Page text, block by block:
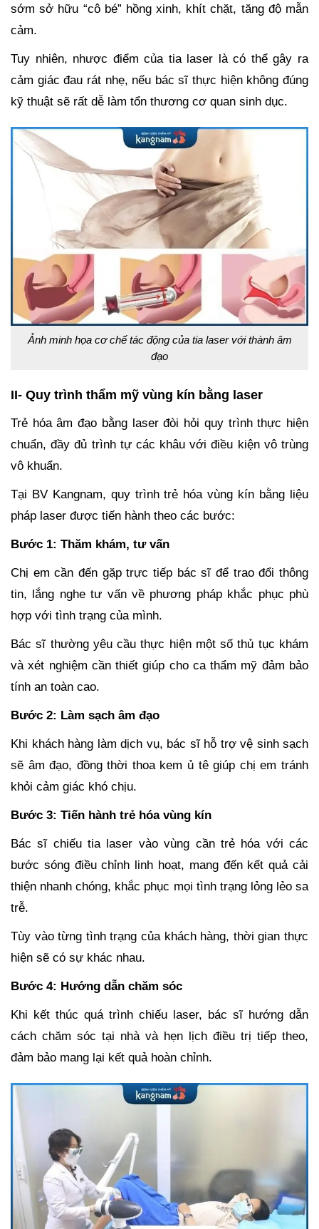
sớm sở hữu “cô bé” hồng xinh, khít chặt, tăng độ mẫn
cảm.
Tuy nhiên, nhược điểm của tia laser là có thể gây ra
cảm giác đau rát nhẹ, nếu bác sĩ thực hiện không đúng
kỹ thuật sẽ rất dễ làm tổn thương cơ quan sinh dục.
Ảnh minh họa cơ chế tác động của tia laser với thành âm
đạo
II- Quy trình thẩm mỹ vùng kín bằng laser
Trẻ hóa âm đạo bằng laser đòi hỏi quy trình thực hiện
chuẩn, đầy đủ trình tự các khâu với điều kiện vô trùng
vô khuẩn.
Tại BV Kangnam, quy trình trẻ hóa vùng kín bằng liệu
pháp laser được tiến hành theo các bước:
Bước 1: Thăm khám, tư vấn
Chị em cần đến gặp trực tiếp bác sĩ để trao đổi thông
tin, lắng nghe tư vấn về phương pháp khắc phục phù
hợp với tình trạng của mình.
Bác sĩ thường yêu cầu thực hiện một số thủ tục khám
và xét nghiệm cần thiết giúp cho ca thẩm mỹ đảm bảo
tính an toàn cao.
Bước 2: Làm sạch âm đạo
Khi khách hàng làm dịch vụ, bác sĩ hỗ trợ vệ sinh sạch
sẽ âm đạo, đồng thời thoa kem ủ tê giúp chị em tránh
khỏi cảm giác khó chịu.
Bước 3: Tiến hành trẻ hóa vùng kín
Bác sĩ chiếu tia laser vào vùng cần trẻ hóa với các
bước sóng điều chỉnh linh hoạt, mang đến kết quả cải
thiện nhanh chóng, khắc phục mọi tình trạng lỏng lẻo sa
trễ.
Tùy vào từng tình trạng của khách hàng, thời gian thực
hiện sẽ có sự khác nhau.
Bước 4: Hướng dẫn chăm sóc
Khi kết thúc quá trình chiếu laser, bác sĩ hướng dẫn
cách chăm sóc tại nhà và hẹn lịch điều trị tiếp theo,
đảm bảo mang lại kết quả hoàn chỉnh.